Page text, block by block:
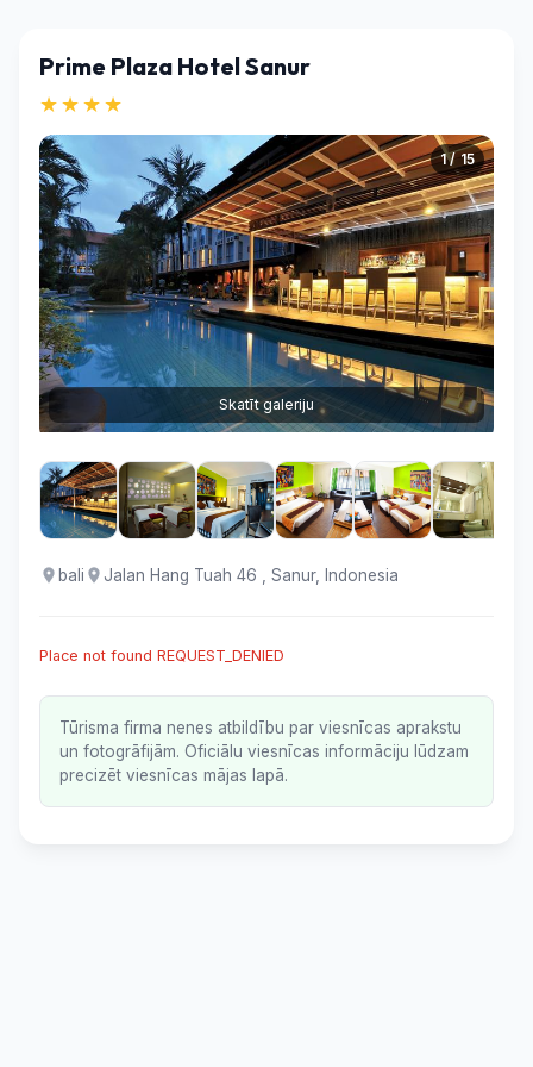
Prime Plaza Hotel Sanur
★★★★
1 / 15
Skatīt galeriju
bali Jalan Hang Tuah 46 , Sanur, Indonesia
Place not found REQUEST_DENIED
Tūrisma firma nenes atbildību par viesnīcas aprakstu
un fotogrāfijām. Oficiālu viesnīcas informāciju lūdzam
precizēt viesnīcas mājas lapā.